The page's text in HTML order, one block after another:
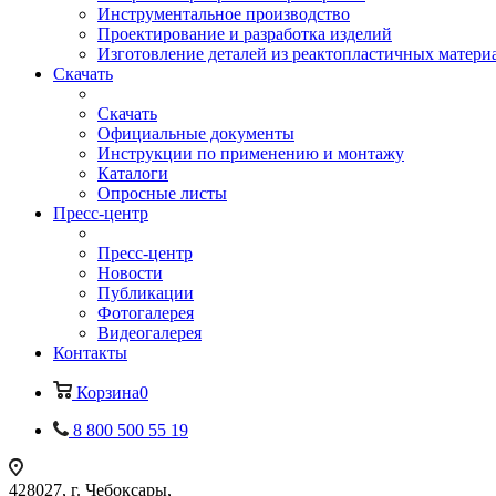
Инструментальное производство
Проектирование и разработка изделий
Изготовление деталей из реактопластичных
Скачать
Скачать
Официальные документы
Инструкции по применению и монтажу
Каталоги
Опросные листы
Пресс-центр
Пресс-центр
Новости
Публикации
Фотогалерея
Видеогалерея
Контакты
Корзина0
8 800 500 55 19
428027, г. Чебоксары,